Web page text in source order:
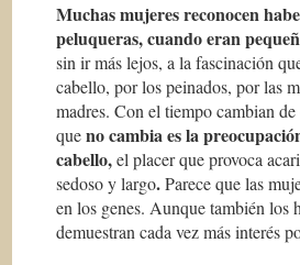
Muchas mujeres reconocen
peluqueras, cuando eran
sin ir más lejos, a la fascinación
cabello, por los peinados, por las
madres. Con el tiempo cambian
queno cambia es la
cabello,el placer que provoca
sedoso y largo.Parece que las
en los genes. Aunque también los
demuestran cada vez más interés